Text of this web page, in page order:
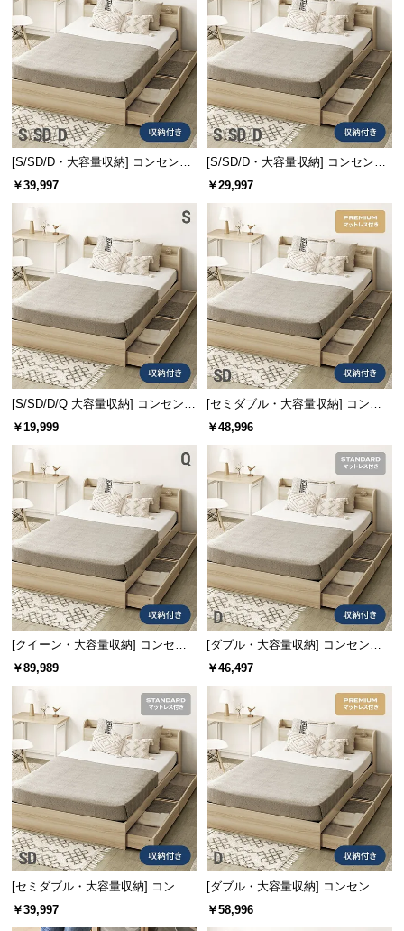
ロ
グ
企
業
情
報
[S/SD/D・大容量収納] コンセント
機能付きベッド プレミアムマット
￥39,997
[S/SD/D・大容量収納] コンセント
機能付きベッド マットレス付き
￥29,997
[S/SD/D/Q 大容量収納] コンセント
機能付きベッド 収納左右組み換え
￥19,999
[セミダブル・大容量収納] コンセ
ント機能付きベッド プレミアムマ
￥48,996
[クイーン・大容量収納] コンセン
ト機能付きベッド 超極厚マットレ
￥89,989
[ダブル・大容量収納] コンセント
機能付きベッド マットレス付き
￥46,497
[セミダブル・大容量収納] コンセ
ント機能付きベッド マットレス付
￥39,997
[ダブル・大容量収納] コンセント
機能付きベッド プレミアムマット
￥58,996